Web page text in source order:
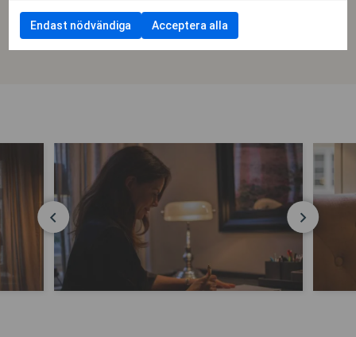
att nå dit genom min kunskap, erfarenhet och engagemang.
Läs mer om psykoterapi
Endast nödvändiga Acceptera alla